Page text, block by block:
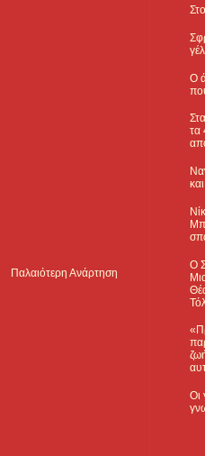
Παλαιότερη Ανάρτηση
Ο
τα
Ο
Οι